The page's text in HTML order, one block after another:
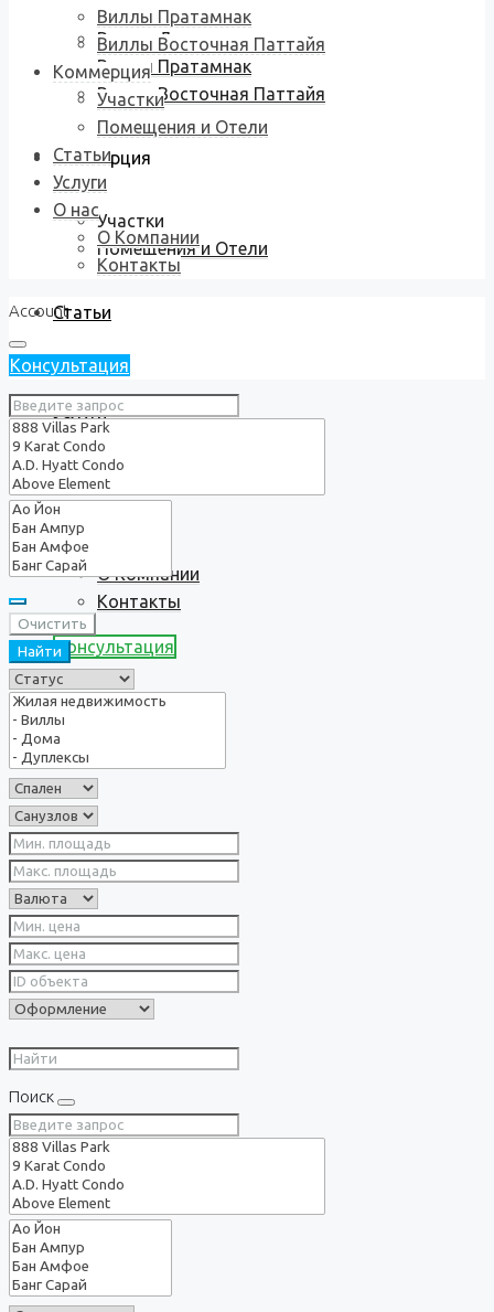
Виллы Джомтьен
Виллы Пратамнак
Виллы Восточная Паттайя
Коммерция
Участки
Помещения и Отели
Статьи
Услуги
О нас
О Компании
Контакты
Консультация
Виллы Пратамнак
Виллы Восточная Паттайя
Коммерция
Участки
Помещения и Отели
Статьи
Услуги
О нас
О Компании
Контакты
Account
Консультация
Очистить
Найти
Поиск